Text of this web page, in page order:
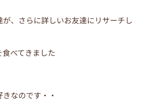
、さらに詳しいお友達にリサーチし
べてきました
なのです・・